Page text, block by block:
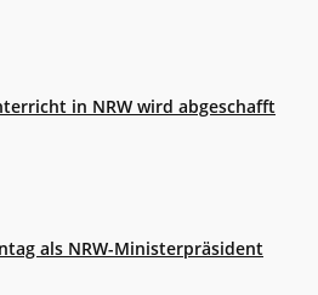
in NRW wird abgeschafft
als NRW-Ministerpräsident